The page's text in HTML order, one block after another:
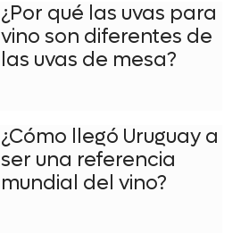
¿Por qué las uvas para
vino son diferentes de
las uvas de mesa?
¿Cómo llegó Uruguay a
ser una referencia
mundial del vino?